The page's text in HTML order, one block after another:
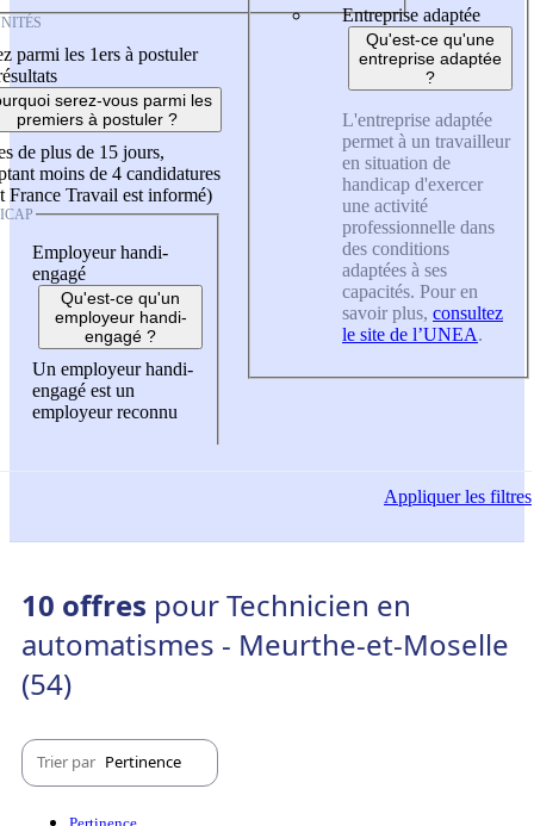
parmi les 1ers à postuler
serez-vous parmi les
premiers à postuler ?
de plus de 15 jours,
moins de 4 candidatures
France Travail est informé)
Employeur handi-
engagé
Qu'est-ce qu'un
employeur handi-
engagé ?
Un employeur handi-
engagé est un
employeur reconnu
Entreprise adaptée
Qu'est-ce qu'une
entreprise adaptée
?
L'entreprise adaptée
permet à un travailleur
en situation de
handicap d'exercer
une activité
professionnelle dans
des conditions
adaptées à ses
capacités. Pour en
savoir plus, consultez
le site de l’UNEA.
Appliquerles filtres
10 offres pour Technicien en
automatismes - Meurthe-et-Moselle
(54)
Trier par Pertinence